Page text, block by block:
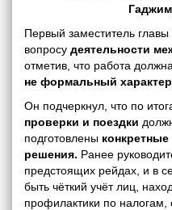
Первый заместитель
вопросу деятельности
отметив, что работа
не формальный
Он подчеркнул, что по
проверки и поездки
подготовлены
решения. Ранее
предстоящих рейдах, и в
быть чёткий учёт лиц,
профилактики по